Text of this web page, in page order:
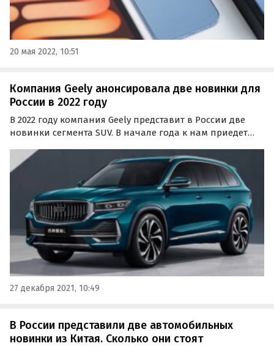
20 мая 2022, 10:51
Компания Geely анонсировала две новинки для
России в 2022 году
В 2022 году компания Geely представит в России две
новинки сегмента SUV. В начале года к нам приедет
втором полугодии в продажу поступит новый
флагманский кроссовер бренда с рабочим названием
27 декабря 2021, 10:49
В России представили две автомобильных
новинки из Китая. Сколько они стоят